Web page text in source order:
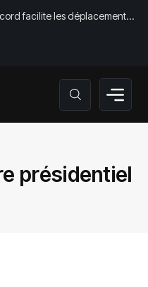
facilite les déplacements
présidentiel